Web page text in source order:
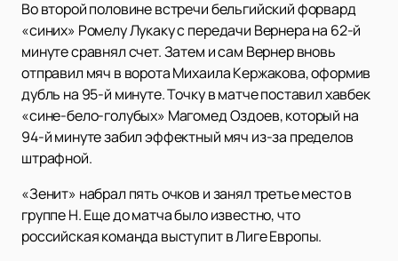
Во второй половине встречи бельгийский форвард
«синих» Ромелу Лукаку с передачи Вернера на 62-й
минуте сравнял счет. Затем и сам Вернер вновь
отправил мяч в ворота Михаила Кержакова, оформив
дубль на 95-й минуте. Точку в матче поставил хавбек
«сине-бело-голубых» Магомед Оздоев, который на
94-й минуте забил эффектный мяч из-за пределов
штрафной.
«Зенит» набрал пять очков и занял третье место в
группе Н. Еще до матча было известно, что
российская команда выступит в Лиге Европы.